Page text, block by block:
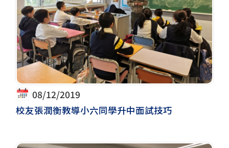
08/12/2019
校友張潤衡教導小六同學升中面試技巧